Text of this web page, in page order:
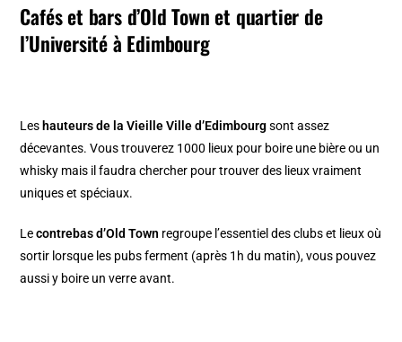
Cafés et bars d’Old Town et quartier de
l’Université à Edimbourg
Leshauteurs de laVieille Ville d’Edimbourgsont assez
décevantes. Vous trouverez 1000 lieux pour boire une bière ou un
whisky mais il faudra chercher pour trouver des lieux vraiment
uniques et spéciaux.
Lecontrebas d’Old Town regroupe l’essentiel des clubs et lieux où
sortir lorsque les pubs ferment (après 1h du matin), vous pouvez
aussi y boire un verre avant.